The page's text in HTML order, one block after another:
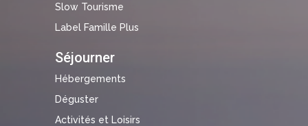
Slow Tourisme
Label Famille Plus
Séjourner
Hébergements
Déguster
Activités et Loisirs